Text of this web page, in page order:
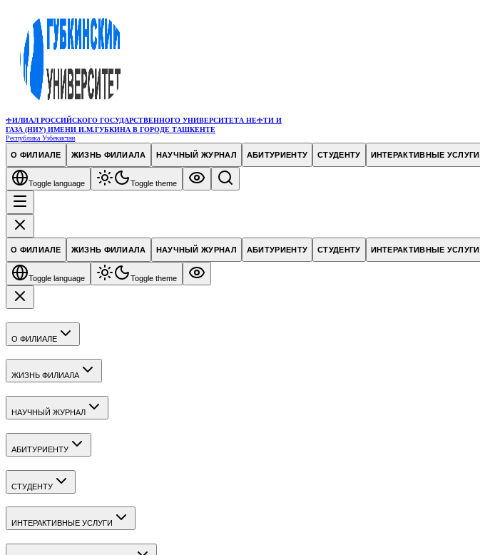
ФИЛИАЛ РОССИЙСКОГО ГОСУДАРСТВЕННОГО УНИВЕРСИТЕТА НЕФТИ И
ГАЗА (НИУ) ИМЕНИ И.М.ГУБКИНА В ГОРОДЕ ТАШКЕНТЕ
Республика Узбекистан
О ФИЛИАЛЕ ЖИЗНЬ ФИЛИАЛА НАУЧНЫЙ ЖУРНАЛ АБИТУРИЕНТУ СТУДЕНТУ ИНТЕРАКТИВНЫЕ УСЛУГИ
Toggle language Toggle theme
О ФИЛИАЛЕ ЖИЗНЬ ФИЛИАЛА НАУЧНЫЙ ЖУРНАЛ АБИТУРИЕНТУ СТУДЕНТУ ИНТЕРАКТИВНЫЕ УСЛУГИ
Toggle language Toggle theme
О ФИЛИАЛЕ
ЖИЗНЬ ФИЛИАЛА
НАУЧНЫЙ ЖУРНАЛ
АБИТУРИЕНТУ
СТУДЕНТУ
ИНТЕРАКТИВНЫЕ УСЛУГИ